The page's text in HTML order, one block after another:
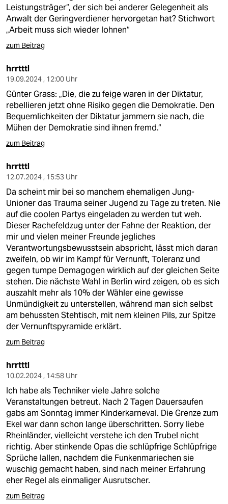
Leistungsträger“, der sich bei anderer Gelegenheit als
Anwalt der Geringverdiener hervorgetan hat? Stichwort
„Arbeit muss sich wieder lohnen“
zum Beitrag
hrrtttl
19.09.2024 , 12:00 Uhr
Günter Grass: „Die, die zu feige waren in der Diktatur,
rebellieren jetzt ohne Risiko gegen die Demokratie. Den
Bequemlichkeiten der Diktatur jammern sie nach, die
Mühen der Demokratie sind ihnen fremd.“
zum Beitrag
hrrtttl
12.07.2024 , 15:53 Uhr
Da scheint mir bei so manchem ehemaligen Jung-
Unioner das Trauma seiner Jugend zu Tage zu treten. Nie
auf die coolen Partys eingeladen zu werden tut weh.
Dieser Rachefeldzug unter der Fahne der Reaktion, der
mir und vielen meiner Freunde jegliches
Verantwortungsbewusstsein abspricht, lässt mich daran
zweifeln, ob wir im Kampf für Vernunft, Toleranz und
gegen tumpe Demagogen wirklich auf der gleichen Seite
stehen. Die nächste Wahl in Berlin wird zeigen, ob es sich
auszahlt mehr als 10% der Wähler eine gewisse
Unmündigkeit zu unterstellen, während man sich selbst
am behussten Stehtisch, mit nem kleinen Pils, zur Spitze
der Vernunftspyramide erklärt.
zum Beitrag
hrrtttl
10.02.2024 , 14:58 Uhr
Ich habe als Techniker viele Jahre solche
Veranstaltungen betreut. Nach 2 Tagen Dauersaufen
gabs am Sonntag immer Kinderkarneval. Die Grenze zum
Ekel war dann schon lange überschritten. Sorry liebe
Rheinländer, vielleicht verstehe ich den Trubel nicht
richtig. Aber stinkende Opas die schlüpfrige Schlüpfrige
Sprüche lallen, nachdem die Funkenmariechen sie
wuschig gemacht haben, sind nach meiner Erfahrung
eher Regel als einmaliger Ausrutscher.
zum Beitrag